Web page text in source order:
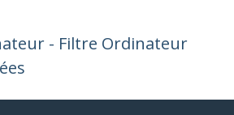
- Filtre Ordinateur